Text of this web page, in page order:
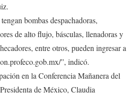
bombas despachadoras,
de alto flujo, básculas, llenadoras y
entre otros, pueden ingresar a
”, indicó.
en la Conferencia Mañanera del
de México, Claudia